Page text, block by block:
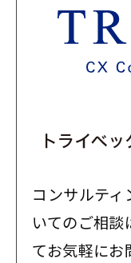
コンサルテ
いてのご相
てお気軽にお